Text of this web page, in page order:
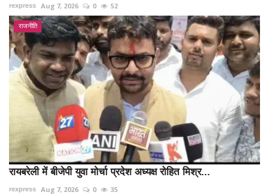
rexpress Aug 7, 2026 0 52
राजनीति
रायबरेली में बीजेपी युवा मोर्चा प्रदेश अध्यक्ष रोहित मिश्र...
rexpress Aug 7, 2026 0 35